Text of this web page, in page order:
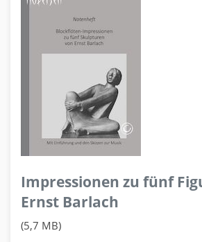
Impressionen zu fünf
Ernst Barlach
(5,7 MB)